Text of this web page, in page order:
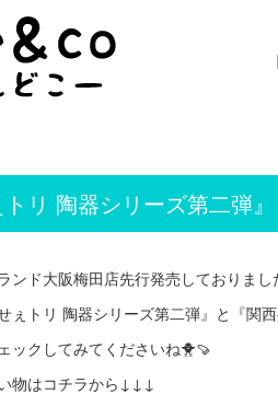
トリ 陶器シリーズ第二弾
ンド大阪梅田店先行発売しておりまし
せぇトリ 陶器シリーズ第二弾』と『関
ックしてみてくださいね🐥🍠
物はコチラから↓↓↓